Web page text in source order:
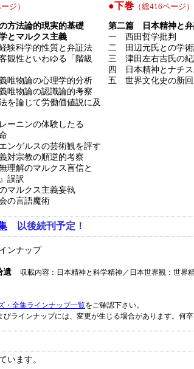
ジ）
方法論的現実的基礎
とマルクス主義
験科学的性質と弁証法
観性といわゆる「階級
唯物論の心理学的分析
唯物論の認識論的考察
を論じて労働価値説に及
ーニンの体験したる
ンゲルスの芸術観を評す
対宗教の順逆的考察
理解のマルクス盲信と
訳
マルクス主義妄執
の言語魔術
●下巻 （総416ページ）
第二篇 日本精神と弁
一 西田哲学批判
二 田辺元氏との学術
三 津田左右吉氏の紀
四 日本精神とナチス
五 世界文化史の新回
以後続刊予定！
ンナップ
遺 収載内容：日本精神と科学精神／日本世界観：世界
・全集ラインナップ一覧をご確認下さい。
ラインナップには、変更が生じる場合があります。何卒
います。